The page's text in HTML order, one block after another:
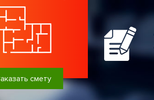
смету